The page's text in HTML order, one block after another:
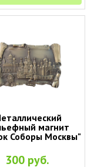
магнит
Соборы Москвы"
300 руб.